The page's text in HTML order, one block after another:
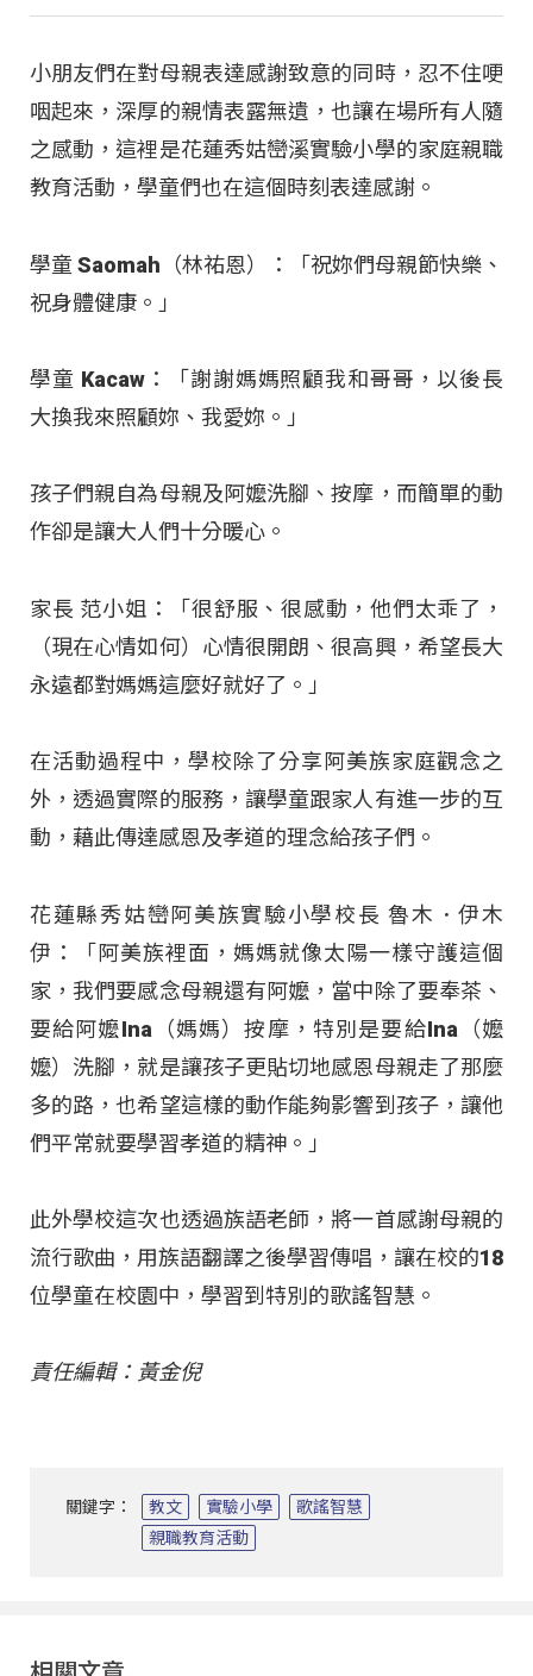
小朋友們在對母親表達感謝致意的同時，忍不住哽
咽起來，深厚的親情表露無遺，也讓在場所有人隨
之感動，這裡是花蓮秀姑巒溪實驗小學的家庭親職
教育活動，學童們也在這個時刻表達感謝。
學童 Saomah（林祐恩）：「祝妳們母親節快樂、
祝身體健康。」
學童 Kacaw：「謝謝媽媽照顧我和哥哥，以後長
大換我來照顧妳、我愛妳。」
孩子們親自為母親及阿嬤洗腳、按摩，而簡單的動
作卻是讓大人們十分暖心。
家長 范小姐：「很舒服、很感動，他們太乖了，
（現在心情如何）心情很開朗、很高興，希望長大
永遠都對媽媽這麼好就好了。」
在活動過程中，學校除了分享阿美族家庭觀念之
外，透過實際的服務，讓學童跟家人有進一步的互
動，藉此傳達感恩及孝道的理念給孩子們。
花蓮縣秀姑巒阿美族實驗小學校長 魯木．伊木
伊：「阿美族裡面，媽媽就像太陽一樣守護這個
家，我們要感念母親還有阿嬤，當中除了要奉茶、
要給阿嬤Ina（媽媽）按摩，特別是要給Ina（嬤
嬤）洗腳，就是讓孩子更貼切地感恩母親走了那麼
多的路，也希望這樣的動作能夠影響到孩子，讓他
們平常就要學習孝道的精神。」
此外學校這次也透過族語老師，將一首感謝母親的
流行歌曲，用族語翻譯之後學習傳唱，讓在校的18
位學童在校園中，學習到特別的歌謠智慧。
責任編輯：黃金倪
關鍵字： 教文 實驗小學
歌謠智慧
親職教育活動